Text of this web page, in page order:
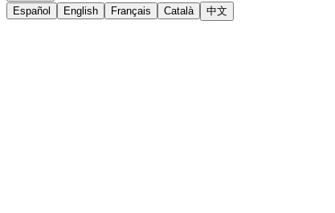
Español
English Français Català 中文